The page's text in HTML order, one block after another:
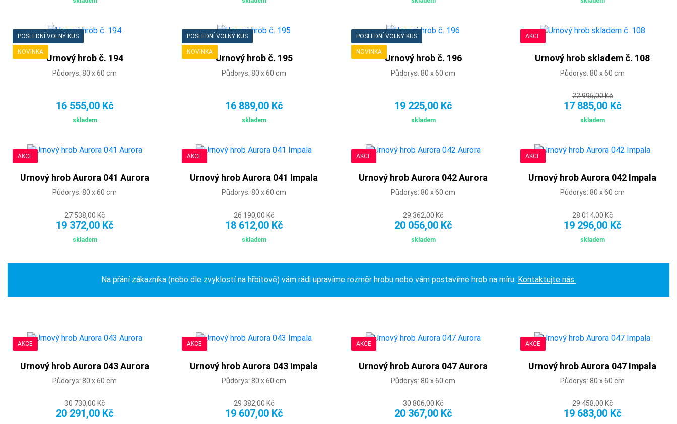
POSLEDNÍ VOLNÝ KUS
NOVINKA
Urnový hrob č. 194
Půdorys: 80 x 60 cm
16 555,00 Kč
skladem
POSLEDNÍ VOLNÝ KUS
NOVINKA
Urnový hrob č. 195
Půdorys: 80 x 60 cm
16 889,00 Kč
skladem
POSLEDNÍ VOLNÝ KUS
NOVINKA
Urnový hrob č. 196
Půdorys: 80 x 60 cm
19 225,00 Kč
skladem
AKCE
Urnový hrob skladem č. 108
Půdorys: 80 x 60 cm
22 995,00 Kč
17 885,00 Kč
skladem
AKCE
Urnový hrob Aurora 041 Aurora
Půdorys: 80 x 60 cm
27 538,00 Kč
19 372,00 Kč
skladem
AKCE
Urnový hrob Aurora 041 Impala
Půdorys: 80 x 60 cm
26 190,00 Kč
18 612,00 Kč
skladem
AKCE
Urnový hrob Aurora 042 Aurora
Půdorys: 80 x 60 cm
29 362,00 Kč
20 056,00 Kč
skladem
AKCE
Urnový hrob Aurora 042 Impala
Půdorys: 80 x 60 cm
28 014,00 Kč
19 296,00 Kč
skladem
Na přání zákazníka (nebo dle zvyklostí na hřbitově) vám rádi upravíme rozměr hrobu nebo vám postavíme hrob na míru. Kontaktujte nás.
AKCE
Urnový hrob Aurora 043 Aurora
Půdorys: 80 x 60 cm
30 730,00 Kč
20 291,00 Kč
AKCE
Urnový hrob Aurora 043 Impala
Půdorys: 80 x 60 cm
29 382,00 Kč
19 607,00 Kč
AKCE
Urnový hrob Aurora 047 Aurora
Půdorys: 80 x 60 cm
30 806,00 Kč
20 367,00 Kč
AKCE
Urnový hrob Aurora 047 Impala
Půdorys: 80 x 60 cm
29 458,00 Kč
19 683,00 Kč